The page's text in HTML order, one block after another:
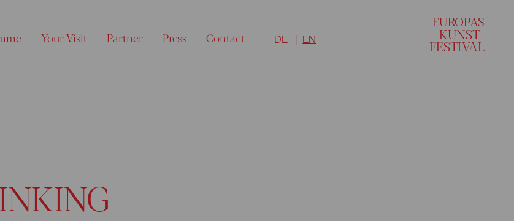
Your Visit Partner Press Contact DE EN
EUROPAS
KUNST–
FESTIVAL